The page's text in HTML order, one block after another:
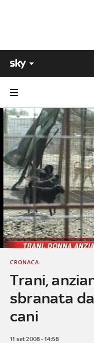
Trani,
sbranata
cani
CRONACA
11 set 2008 - 14:58